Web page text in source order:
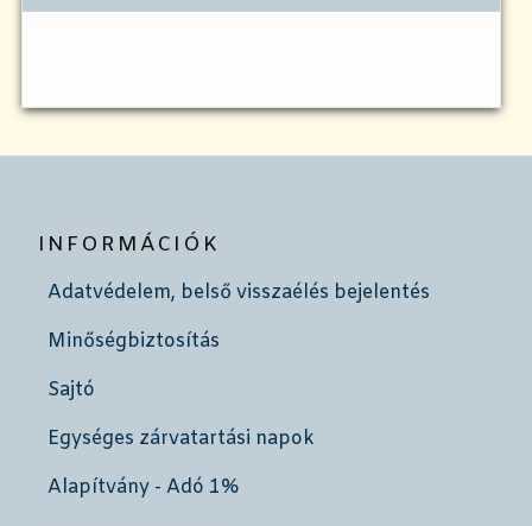
INFORMÁCIÓK
Adatvédelem, belső visszaélés bejelentés
Minőségbiztosítás
Sajtó
Egységes zárvatartási napok
Alapítvány - Adó 1%